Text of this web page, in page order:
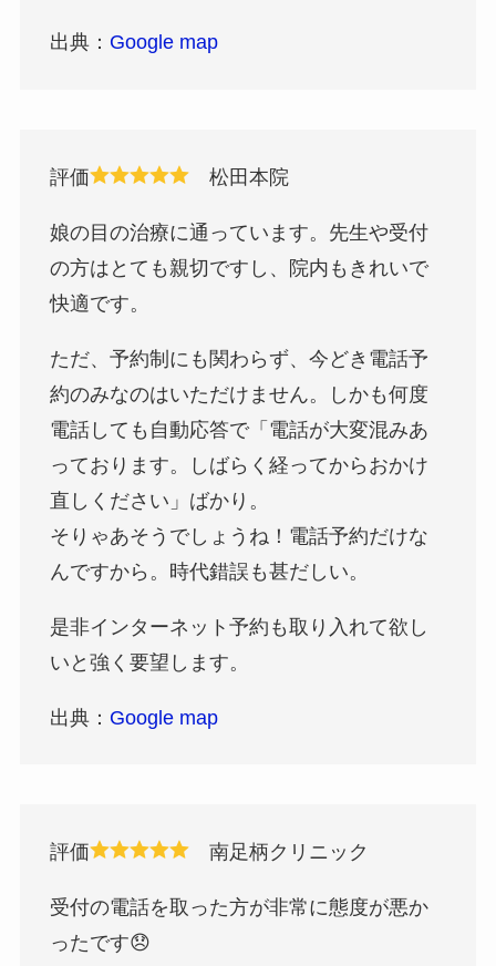
出典： Google map
評価 松田本院
娘の目の治療に通っています。先生や受付
の方はとても親切ですし、院内もきれいで
快適です。
ただ、予約制にも関わらず、今どき電話予
約のみなのはいただけません。しかも何度
電話しても自動応答で「電話が大変混みあ
っております。しばらく経ってからおかけ
直しください」ばかり。
そりゃあそうでしょうね！電話予約だけな
んですから。時代錯誤も甚だしい。
是非インターネット予約も取り入れて欲し
いと強く要望します。
出典： Google map
評価 南足柄クリニック
受付の電話を取った方が非常に態度が悪か
ったです😞